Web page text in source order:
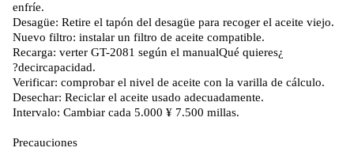
enfríe.
Desagüe: Retire el tapón del desagüe para recoger el aceite viejo.
Nuevo filtro: instalar un filtro de aceite compatible.
Recarga: verter GT-2081 según el manual¿Qué quieres
decir?capacidad.
Verificar: comprobar el nivel de aceite con la varilla de cálculo.
Desechar: Reciclar el aceite usado adecuadamente.
Intervalo: Cambiar cada 5.000 ¥ 7.500 millas.
Precauciones